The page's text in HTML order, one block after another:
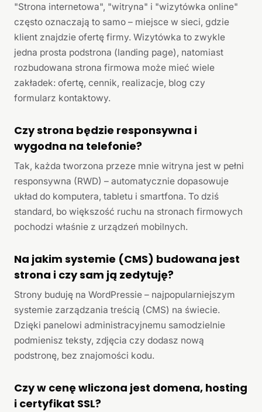
"Strona internetowa", "witryna" i "wizytówka online"
często oznaczają to samo – miejsce w sieci, gdzie
klient znajdzie ofertę firmy. Wizytówka to zwykle
jedna prosta podstrona (landing page), natomiast
rozbudowana strona firmowa może mieć wiele
zakładek: ofertę, cennik, realizacje, blog czy
formularz kontaktowy.
Czy strona będzie responsywna i
wygodna na telefonie?
Tak, każda tworzona przeze mnie witryna jest w pełni
responsywna (RWD) – automatycznie dopasowuje
układ do komputera, tabletu i smartfona. To dziś
standard, bo większość ruchu na stronach firmowych
pochodzi właśnie z urządzeń mobilnych.
Na jakim systemie (CMS) budowana jest
strona i czy sam ją zedytuję?
Strony buduję na WordPressie – najpopularniejszym
systemie zarządzania treścią (CMS) na świecie.
Dzięki panelowi administracyjnemu samodzielnie
podmienisz teksty, zdjęcia czy dodasz nową
podstronę, bez znajomości kodu.
Czy w cenę wliczona jest domena, hosting
i certyfikat SSL?